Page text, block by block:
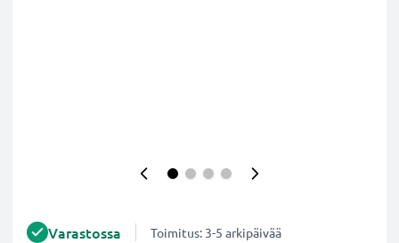
Varastossa Toimitus: 3-5 arkipäivää